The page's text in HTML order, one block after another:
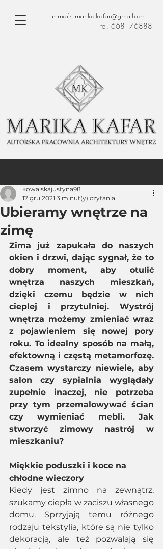
e-mail: marika.kafar@gmail.com
tel. 668176888
Ubieramy wnętrze na
zimę
kowalskajustyna98
17 gru 2021 3 minut(y) czytania
Zima już zapukała do naszych
okien i drzwi, dając sygnał, że to
dobry moment, aby otulić
wnętrza naszych mieszkań,
dzięki czemu będzie w nich
cieplej i przytulniej. Wystrój
wnętrza możemy zmieniać wraz
z pojawieniem się nowej pory
roku. To idealny sposób na małą,
efektowną i częstą metamorfozę.
Czasem wystarczy niewiele, aby
salon czy sypialnia wyglądały
zupełnie inaczej, nie potrzeba
przy tym przemalowywać ścian
czy wymieniać mebli. Jak
stworzyć zimowy nastrój w
mieszkaniu?
Miękkie poduszki i koce na
chłodne wieczory
Kiedy jest zimno na zewnątrz,
szukamy ciepła w zaciszu własnego
domu. Sprzyjają temu różnego
rodzaju tekstylia, które są nie tylko
dekoracją, ale też pozwalają się